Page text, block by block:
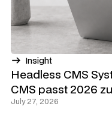
Insight
Headless CMS
CMS passt 2026
July 27, 2026